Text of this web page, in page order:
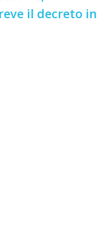
il decreto in